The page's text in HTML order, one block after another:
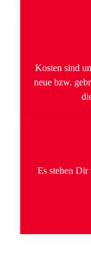
Kosten sind
neue bzw.
Es stehen Dir